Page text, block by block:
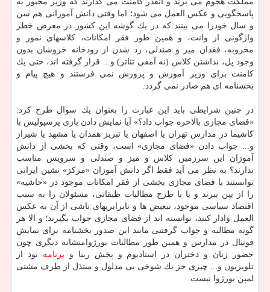
پاسخگویی و عكس العمل می شود؛ اما وقتی دانش آموزانی هم سن
و سال خودرا می بینند كه در یك گوشه این كشور در معرض خطر
واژگونی از وانت، و همین طور فقر امكانات، كلاسهای نمور و
مخروبه، فقدان میز و صندلی، رد شدن از رودخانه خروشان بدون
وجود پل، نداشتن كلاس (نه آمفی تئاتر) و... قرار گرفته اند، حتی یك
كامنت برای وزیر آموزش و پرورش نمی فرستند و هیچ پیام و
بخشنامه ای هم صادر نمی گردد.
در چنین شرایطی باید این عبارت را بعنوان یك سوال طرح كرد:
«فضای مجازی بالاخره جواب داد؟» آیا نمایش دادن بازی پرسپولیس با
كاشیما در مدارس تهران یا اصفهان یا تبریز همدان یا مشهد یا شیراز
و... جواب دادن «فضای مجازی» است، وقتی كه بخشی از دانش
آموزان این سرزمین كلاس و میز و صندلی و سرویس مناسب
ندارند؟ به نظر می آید فقط اگر دانش آموزان «مركز» نشین ایرانی
توانستند با فضای مجازی بخشی از فقر امكانات موجود در «حاشیه»
را از بین ببرند و یا با طرح مطالبات طبقاتی، مسئولان را به سبب
اقتصاد سیاسی موجود، تبعیض ها و نابرابریهای ناشی از آن به عكس
العمل وادار كنند، توانسته اند از فضای مجازی جواب بگیرند؛ و الا هر
گونه مطالبه و جواب گرفتنی مانند این صدور بخشنامه برای نمایش
فوتبال در مدارس و همین طور مطالبات بورژوامنشانه دیگری چون
حضور زنان و دختران در استادیوم و پخش ربنا و برنامه نود از
تلویزیون و... چیزی جز یك شوخی بی مدلول و مبتذل از طرف مشتی
لمپن بورژوا نیست.